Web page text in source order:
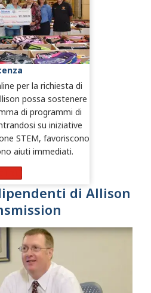
per la richiesta di
possa sostenere
di programmi di
su iniziative
STEM, favoriscono
aiuti immediati.
di Allison